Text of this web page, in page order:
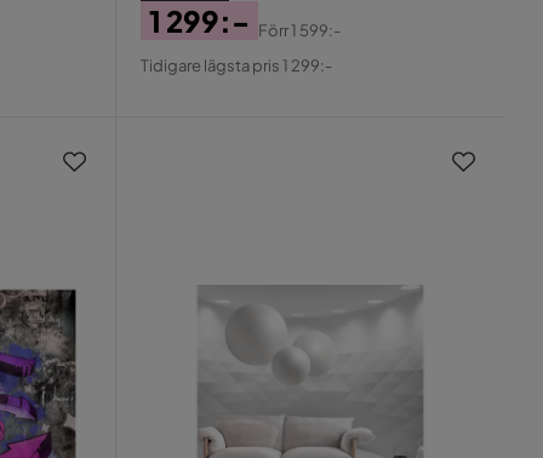
Pris
1 299:-
Original
Förr1 599:-
Tidigare lägsta pris 1 299:-